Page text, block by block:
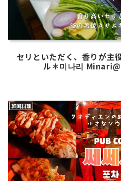
セリといただく、香りが主
ル＊미나리
韓国料理